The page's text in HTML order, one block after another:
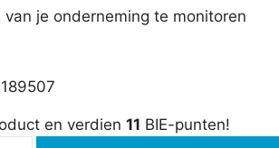
van je onderneming te monitoren
en verdien 11 BIE-punten!